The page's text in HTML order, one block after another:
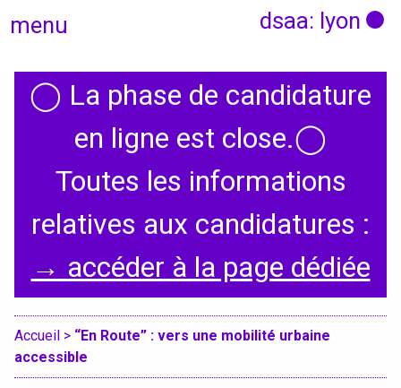
menu dsaa: lyon
Actualités
Candidatures
Graphisme, médias, médiations
Espace, Usages, Territoires
Produit, usages, services
◯ La phase de candidature
en ligne est close.◯
Toutes les informations
relatives aux candidatures :
→ accéder à la page dédiée
Accueil > “En Route” : vers une mobilité urbaine
accessible